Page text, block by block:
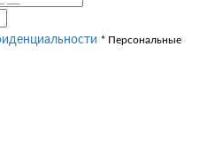
* Персональные